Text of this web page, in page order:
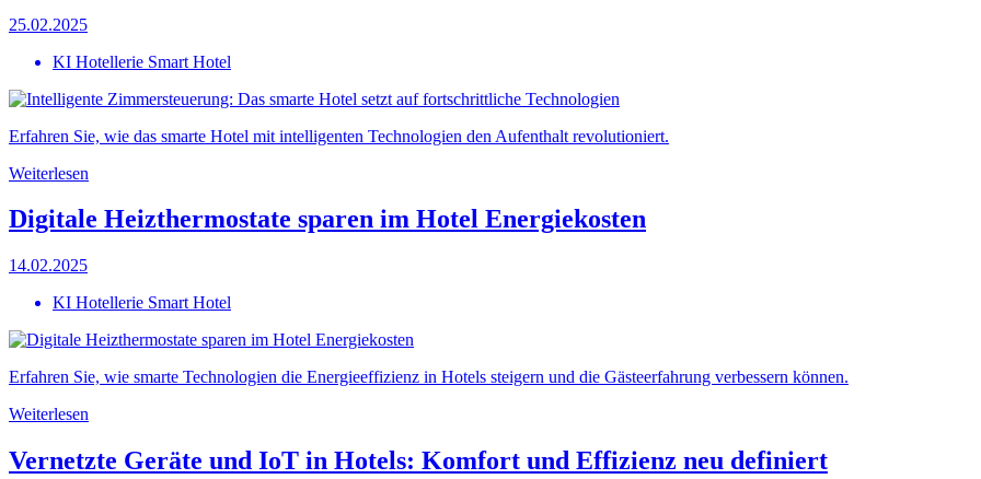
25.02.2025
KI Hotellerie Smart Hotel
Erfahren Sie, wie das smarte Hotel mit intelligenten Technologien den Aufenthalt revolutioniert.
Weiterlesen
Digitale Heizthermostate sparen im Hotel Energiekosten
14.02.2025
KI Hotellerie Smart Hotel
Erfahren Sie, wie smarte Technologien die Energieeffizienz in Hotels steigern und die Gästeerfahrung verbessern können.
Weiterlesen
Vernetzte Geräte und IoT in Hotels: Komfort und Effizienz neu definiert